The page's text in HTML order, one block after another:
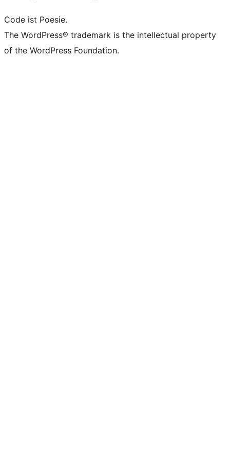
Code ist Poesie.
The WordPress® trademark is the intellectual property
of the WordPress Foundation.